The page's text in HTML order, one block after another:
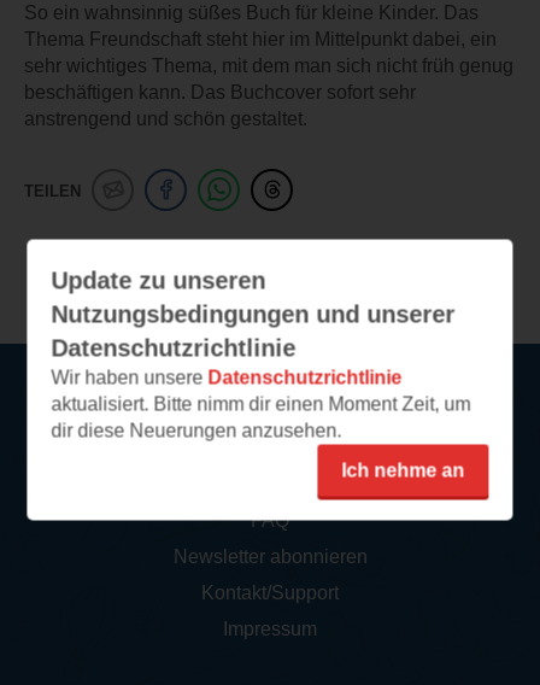
So ein wahnsinnig süßes Buch für kleine Kinder. Das
Thema Freundschaft steht hier im Mittelpunkt dabei, ein
sehr wichtiges Thema, mit dem man sich nicht früh genug
beschäftigen kann. Das Buchcover sofort sehr
anstrengend und schön gestaltet.
TEILEN
Update zu unseren
Nutzungsbedingungen und unserer
Datenschutzrichtlinie
Wir haben unsere Datenschutzrichtlinie
aktualisiert. Bitte nimm dir einen Moment Zeit, um
dir diese Neuerungen anzusehen.
Ich nehme an
Service
FAQ
Newsletter abonnieren
Kontakt/Support
Impressum